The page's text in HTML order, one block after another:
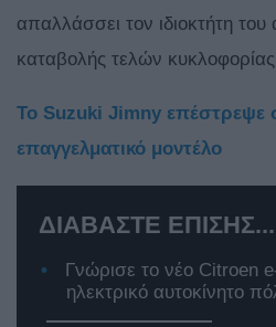
απαλλάσσει τον ιδιοκτήτη
καταβολής τελών
To Suzuki Jimny επέστρεψε
επαγγελματικό μοντέλο
ΔΙΑΒΑΣΤΕ ΕΠΙΣΗΣ...
Γνώρισε το νέο Citroen
ηλεκτρικό αυτοκίνητο